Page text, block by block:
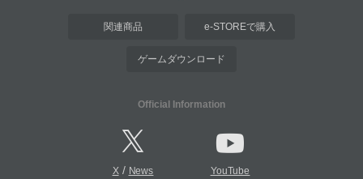
関連商品 e-STOREで購入
ゲームダウンロード
Official Information
X/ News YouTube